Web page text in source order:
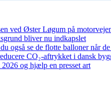
ved Øster Løgum på
bliver nu indkapslet
også se de flotte balloner når de
CO₂-aftrykket i dansk
og hjælp en presset art